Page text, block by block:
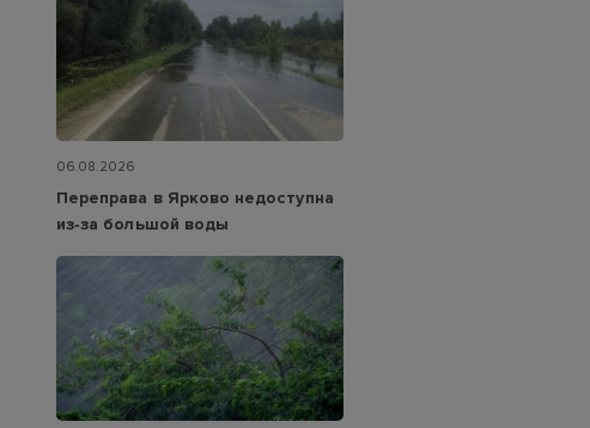
06.08.2026
Переправа в Ярково недоступна
из‑за большой воды